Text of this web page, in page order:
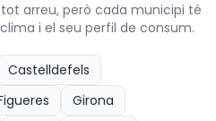
tot arreu, però cada municipi té
i el seu perfil de consum.
Castelldefels
Girona